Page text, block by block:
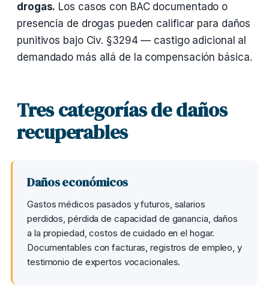
drogas. Los casos con BAC documentado o
presencia de drogas pueden calificar para daños
punitivos bajo Civ. §3294 — castigo adicional al
demandado más allá de la compensación básica.
Tres categorías de daños
recuperables
Daños económicos
Gastos médicos pasados y futuros, salarios
perdidos, pérdida de capacidad de ganancia, daños
a la propiedad, costos de cuidado en el hogar.
Documentables con facturas, registros de empleo, y
testimonio de expertos vocacionales.